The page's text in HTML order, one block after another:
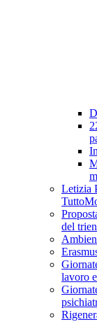
Letizia
del
lavoro